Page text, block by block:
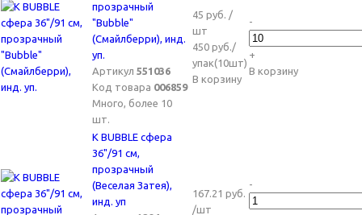
прозрачный
"Bubble"
(Смайлберри), инд.
уп.
Артикул 551036
Код товара 006859
Много, более 10
шт.
45 руб. /
шт
450 руб./
упак(10шт)
В корзину
-
+
В корзину
K BUBBLE сфера
36"/91 см,
прозрачный
(Веселая Затея),
инд. уп
167.21 руб.
/шт
-